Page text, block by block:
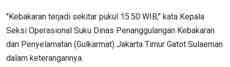
"Kebakaran terjadi sekitar pukul 15.50 WIB," kata Kepala
Seksi Operasional Suku Dinas Penanggulangan Kebakaran
dan Penyelamatan (Gulkarmat) Jakarta Timur Gatot Sulaeman
dalam keterangannya.